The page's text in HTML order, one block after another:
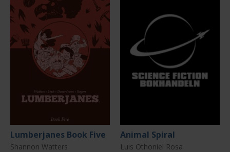
Lumberjanes Book Five
Shannon Watters
Animal Spiral
Luis Othoniel Rosa